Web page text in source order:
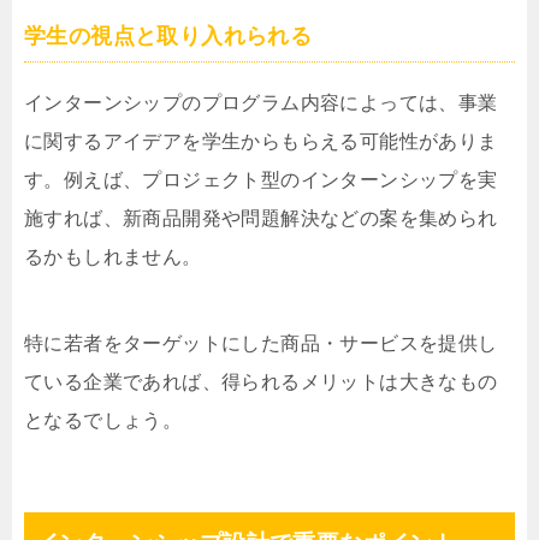
学生の視点と取り入れられる
インターンシップのプログラム内容によっては、事業
に関するアイデアを学生からもらえる可能性がありま
す。例えば、プロジェクト型のインターンシップを実
施すれば、新商品開発や問題解決などの案を集められ
るかもしれません。
特に若者をターゲットにした商品・サービスを提供し
ている企業であれば、得られるメリットは大きなもの
となるでしょう。